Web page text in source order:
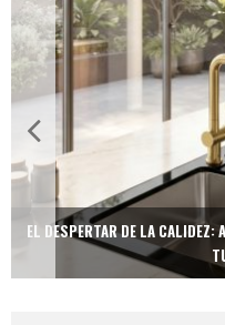
EL DESPERTAR DE LA CALIDEZ: